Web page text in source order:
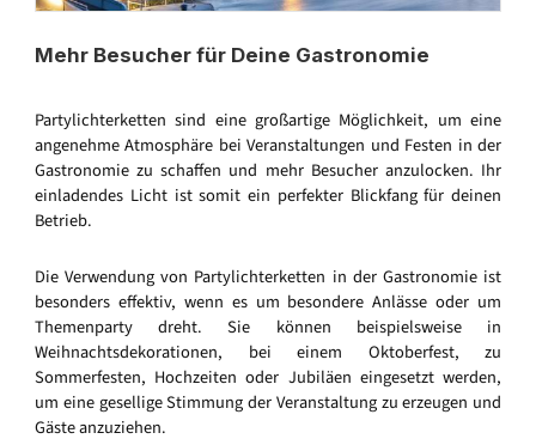
Mehr Besucher für Deine Gastronomie
Partylichterketten sind eine großartige Möglichkeit, um eine
angenehme Atmosphäre bei Veranstaltungen und Festen in der
Gastronomie zu schaffen und mehr Besucher anzulocken. Ihr
einladendes Licht ist somit ein perfekter Blickfang für deinen
Betrieb.
Die Verwendung von Partylichterketten in der Gastronomie ist
besonders effektiv, wenn es um besondere Anlässe oder um
Themenparty dreht. Sie können beispielsweise in
Weihnachtsdekorationen, bei einem Oktoberfest, zu
Sommerfesten, Hochzeiten oder Jubiläen eingesetzt werden,
um eine gesellige Stimmung der Veranstaltung zu erzeugen und
Gäste anzuziehen.